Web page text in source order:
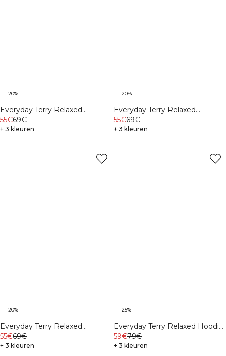
-20%
Everyday Terry Relaxed
Crewneck M Midnight Blue
55€69€
+ 3 kleuren
-20%
Everyday Terry Relaxed
Crewneck M Black
55€69€
+ 3 kleuren
-20%
Everyday Terry Relaxed
Crewneck M Cream
55€69€
+ 3 kleuren
-25%
Everyday Terry Relaxed Hoodie
Black
59€79€
+ 3 kleuren